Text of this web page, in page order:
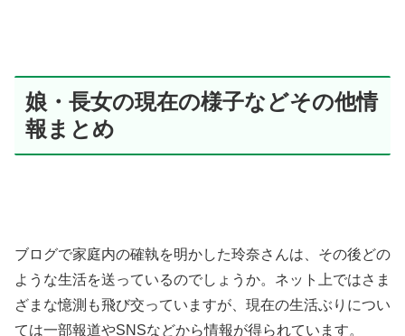
娘・長女の現在の様子などその他情
報まとめ
ブログで家庭内の確執を明かした玲奈さんは、その後どの
ような生活を送っているのでしょうか。ネット上ではさま
ざまな憶測も飛び交っていますが、現在の生活ぶりについ
ては一部報道やSNSなどから情報が得られています。